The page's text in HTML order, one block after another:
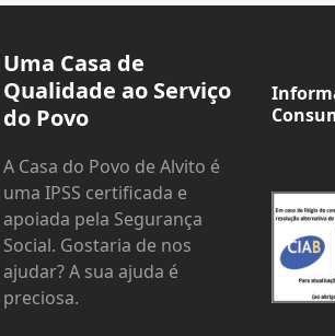
Uma Casa de
Qualidade ao Serviço
do Povo
A Casa do Povo de Alvito é
uma IPSS certificada e
apoiada pela Segurança
Social. Gostaria de nos
ajudar? A sua ajuda é
preciosa.